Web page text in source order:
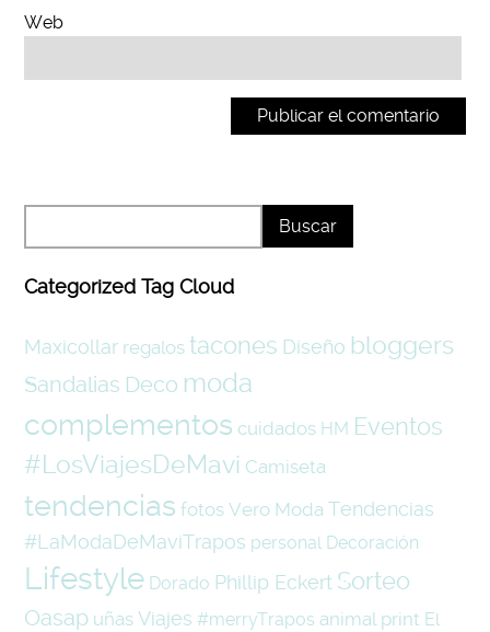
Web
Categorized Tag Cloud
Maxicollar regalos tacones Diseño bloggers
Sandalias Deco moda
complementos cuidados HM Eventos
#LosViajesDeMavi Camiseta
tendencias fotos Vero Moda Tendencias
#LaModaDeMaviTrapos personal Decoración
Lifestyle Dorado Phillip Eckert Sorteo
Oasap uñas Viajes #merryTrapos animal print El